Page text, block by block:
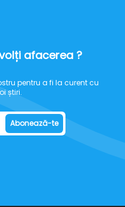
afacerea ?
pentru a fi la curent cu
știri.
Abonează-te